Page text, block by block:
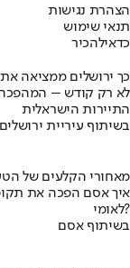
הצהרת נגישות
תנאי שימוש
כדאילהכיר
כך ירושלים ממציאה
לא רק קודש –
התיירות הישראלית
בשיתוף עיריית ירושלים
מאחורי הקלעים של
לאומי?
בשיתוף אסם